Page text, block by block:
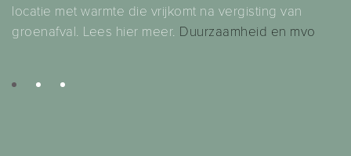
locatie met warmte die vrijkomt na vergisting van
groenafval. Lees hier meer. Duurzaamheid en mvo